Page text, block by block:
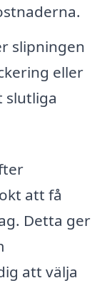
slipningen
eller
slutliga
att få
Detta ger
att välja